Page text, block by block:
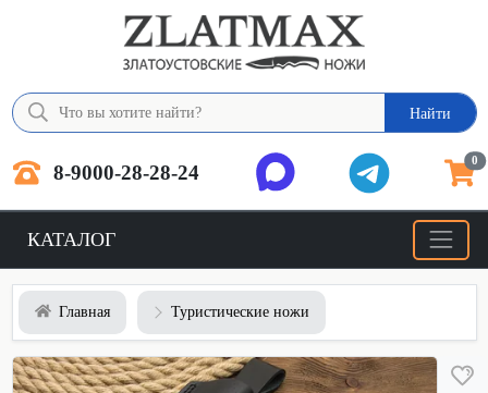
Найти
8-9000-28-28-24 0
КАТАЛОГ
Главная Туристические ножи